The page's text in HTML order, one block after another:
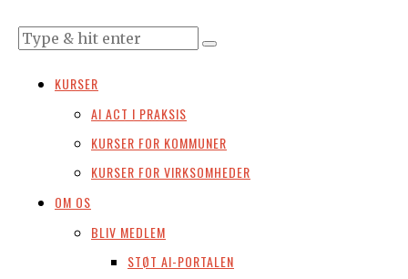
KURSER
AI ACT I PRAKSIS
KURSER FOR KOMMUNER
KURSER FOR VIRKSOMHEDER
OM OS
BLIV MEDLEM
STØT AI-PORTALEN